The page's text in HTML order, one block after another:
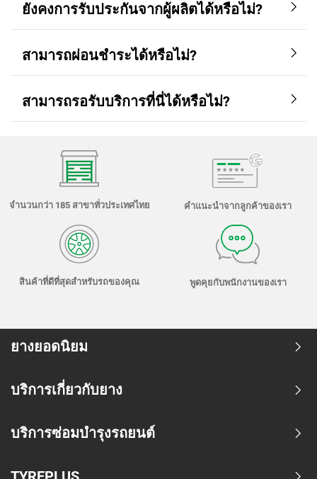
ยังคงการรับประกันจากผู้ผลิตได้หรือไม่?
สามารถผ่อนชำระได้หรือไม่?
สามารถรอรับบริการที่นี่ได้หรือไม่?
จำนวนกว่า 185 สาขาทั่วประเทศไทย คำแนะนำจากลูกค้าของเรา
สินค้าที่ดีที่สุดสำหรับรถของคุณ พูดคุยกับพนักงานของเรา
ยางยอดนิยม
บริการเกี่ยวกับยาง
บริการซ่อมบำรุงรถยนต์